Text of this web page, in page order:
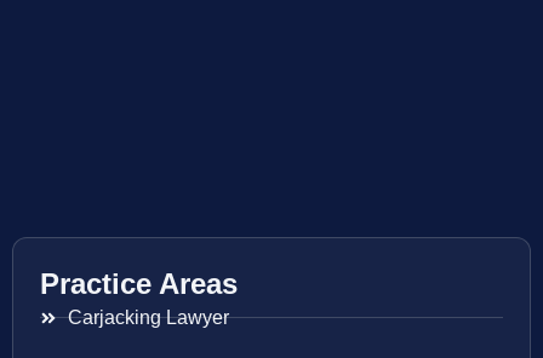
Practice Areas
Carjacking Lawyer